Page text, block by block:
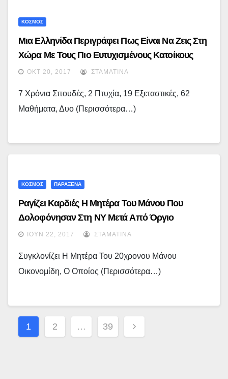
ΚΟΣΜΟΣ
Μια Ελληνίδα Περιγράφει Πως Είναι Να Ζεις Στη
Χώρα Με Τους Πιο Ευτυχισμένους Κατοίκους
ΟΚΤ 20, 2017 ΣΤΑΜΑΤΊΝΑ
7 Χρόνια Σπουδές, 2 Πτυχία, 19 Εξεταστικές, 62
Μαθήματα, Δυο (περισσότερα…)
ΚΟΣΜΟΣ ΠΑΡΑΞΕΝΑ
Ραγίζει Καρδιές Η Μητέρα Του Μάνου Που
Δολοφόνησαν Στη ΝΥ Μετά Από Όργιο
ΙΟΎΝ 22, 2017 ΣΤΑΜΑΤΊΝΑ
Συγκλονίζει Η Μητέρα Του 20χρονου Μάνου
Οικονομίδη, Ο Οποίος (περισσότερα…)
Σελιδοποίηση
Άρθρων
1 2 … 39